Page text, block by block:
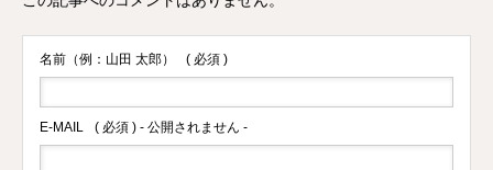
名前（例：山田 太郎） ( 必須 )
E-MAIL ( 必須 ) - 公開されません -